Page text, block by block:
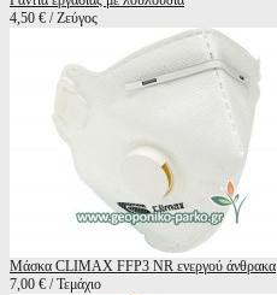
4,50 € / Ζεύγος
Μάσκα CLIMAX FFP3 NR ενεργού άνθρακα
7,00 € / Τεμάχιο